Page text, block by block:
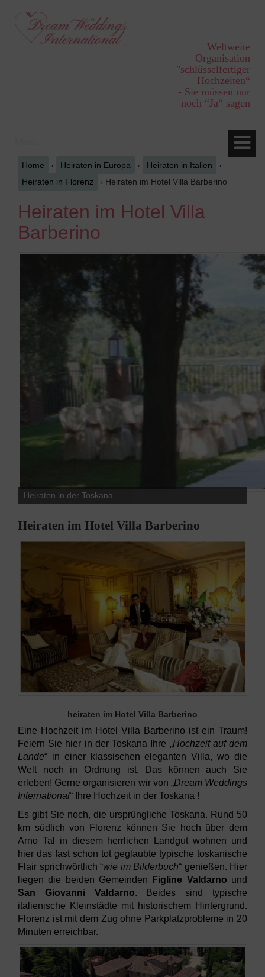
Hauptmenü
springen
Weltweite
Organisation
"schlüsselfertiger
Hochzeiten“
- Sie müssen nur
noch “Ja“ sagen
Home › Heiraten in Europa › Heiraten in Italien
›
Heiraten in Florenz
› Heiraten im Hotel Villa Barberino
Heiraten im Hotel Villa
Barberino
Heiraten in der Toskana
Heiraten im Hotel Villa Barberino
heiraten im Hotel Villa Barberino
Eine Hochzeit im Hotel Villa Barberino ist ein Traum!
Feiern Sie hier in der Toskana Ihre „Hochzeit auf dem
Lande“ in einer klassischen eleganten Villa, wo die
Welt noch in Ordnung ist. Das können auch Sie
erleben! Gerne organisieren wir von „Dream Weddings
International“ Ihre Hochzeit in der Toskana !
Es gibt Sie noch, die ursprüngliche Toskana. Rund 50
km südlich von Florenz können Sie hoch über dem
Arno Tal in diesem herrlichen Landgut wohnen und
hier das fast schon tot geglaubte typische toskanische
Flair sprichwörtlich “wie im Bilderbuch“ genießen. Hier
liegen die beiden Gemeinden
Figline Valdarno und
San Giovanni Valdarno. Beides sind typische
italienische Kleinstädte mit historischem Hintergrund.
Florenz ist mit dem Zug ohne Parkplatzprobleme in 20
Minuten erreichbar.